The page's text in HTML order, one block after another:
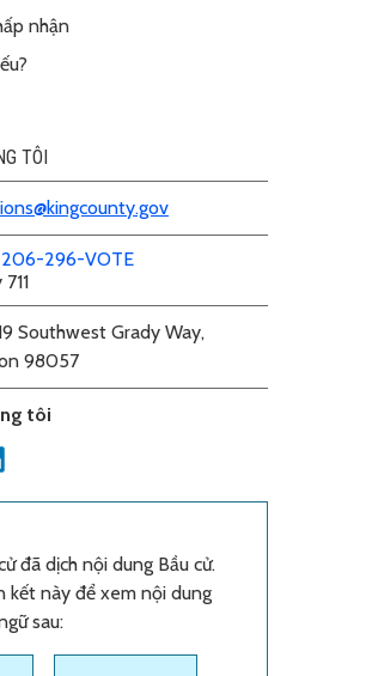
nhận
TÔI
206-296-VOTE
Southwest Grady Way,
98057
tôi
đã dịch nội dung Bầu cử.
kết này để xem nội dung
sau: